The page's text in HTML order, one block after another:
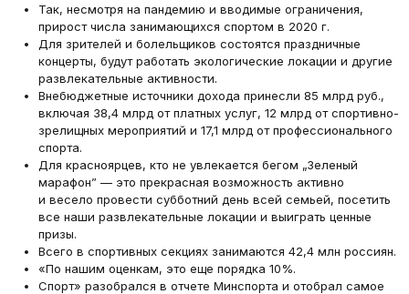
Так, несмотря на пандемию и вводимые ограничения,
прирост числа занимающихся спортом в 2020 г.
Для зрителей и болельщиков состоятся праздничные
концерты, будут работать экологические локации и другие
развлекательные активности.
Внебюджетные источники дохода принесли 85 млрд руб.,
включая 38,4 млрд от платных услуг, 12 млрд от спортивно-
зрелищных мероприятий и 17,1 млрд от профессионального
спорта.
Для красноярцев, кто не увлекается бегом „Зеленый
марафон” — это прекрасная возможность активно
и весело провести субботний день всей семьей, посетить
все наши развлекательные локации и выиграть ценные
призы.
Всего в спортивных секциях занимаются 42,4 млн россиян.
«По нашим оценкам, это еще порядка 10%.
Спорт» разобрался в отчете Минспорта и отобрал самое